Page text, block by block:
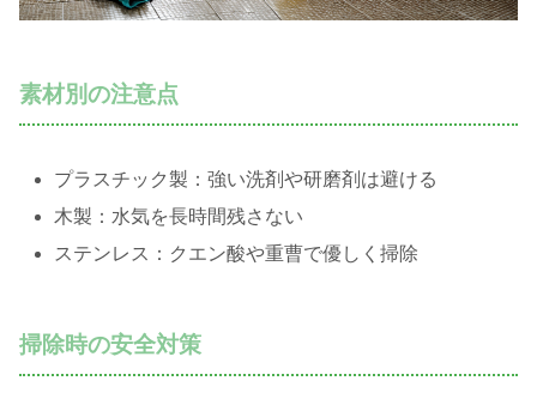
素材別の注意点
プラスチック製：強い洗剤や研磨剤は避ける
木製：水気を長時間残さない
ステンレス：クエン酸や重曹で優しく掃除
掃除時の安全対策